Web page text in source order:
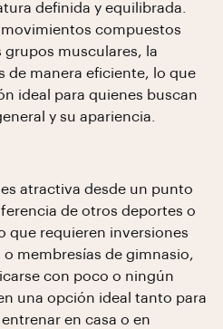
definida y equilibrada.
compuestos
musculares, la
de manera eficiente, lo que
ideal para quienes buscan
y su apariencia.
atractiva desde un punto
de otros deportes o
que requieren inversiones
membresías de gimnasio,
con poco o ningún
una opción ideal tanto para
en casa o en